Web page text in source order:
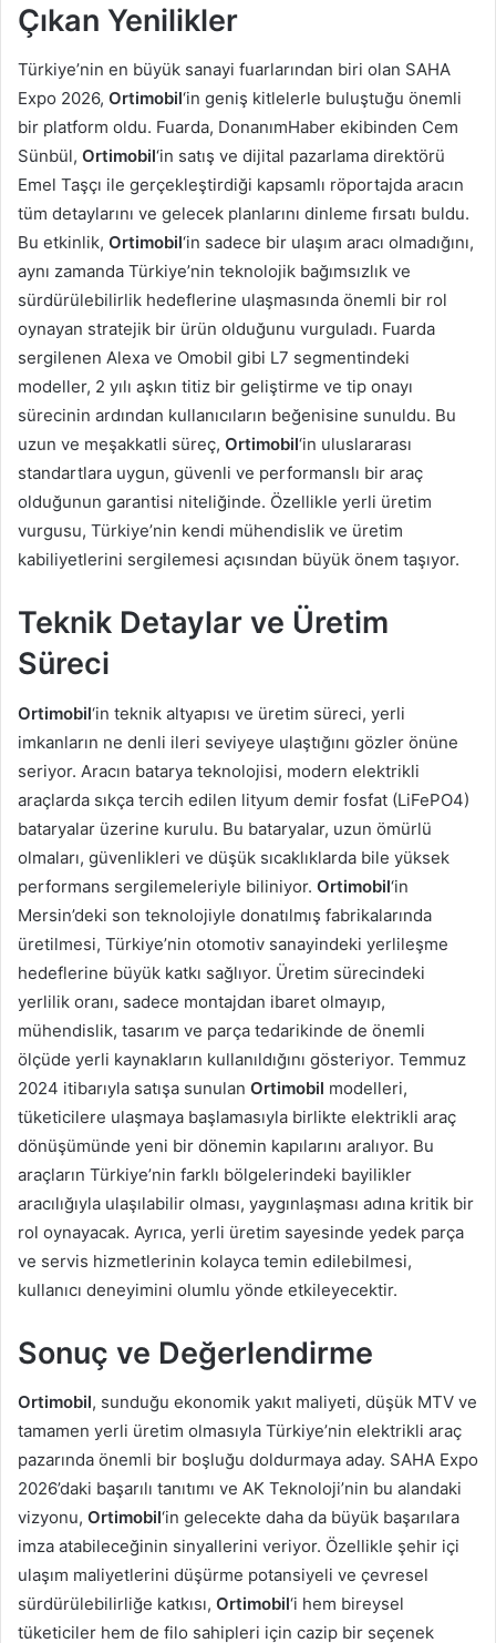
Çıkan Yenilikler
Türkiye’nin en büyük sanayi fuarlarından biri olan SAHA
Expo 2026, Ortimobil‘in geniş kitlelerle buluştuğu önemli
bir platform oldu. Fuarda, DonanımHaber ekibinden Cem
Sünbül, Ortimobil‘in satış ve dijital pazarlama direktörü
Emel Taşçı ile gerçekleştirdiği kapsamlı röportajda aracın
tüm detaylarını ve gelecek planlarını dinleme fırsatı buldu.
Bu etkinlik, Ortimobil‘in sadece bir ulaşım aracı olmadığını,
aynı zamanda Türkiye’nin teknolojik bağımsızlık ve
sürdürülebilirlik hedeflerine ulaşmasında önemli bir rol
oynayan stratejik bir ürün olduğunu vurguladı. Fuarda
sergilenen Alexa ve Omobil gibi L7 segmentindeki
modeller, 2 yılı aşkın titiz bir geliştirme ve tip onayı
sürecinin ardından kullanıcıların beğenisine sunuldu. Bu
uzun ve meşakkatli süreç, Ortimobil‘in uluslararası
standartlara uygun, güvenli ve performanslı bir araç
olduğunun garantisi niteliğinde. Özellikle yerli üretim
vurgusu, Türkiye’nin kendi mühendislik ve üretim
kabiliyetlerini sergilemesi açısından büyük önem taşıyor.
Teknik Detaylar ve Üretim
Süreci
Ortimobil‘in teknik altyapısı ve üretim süreci, yerli
imkanların ne denli ileri seviyeye ulaştığını gözler önüne
seriyor. Aracın batarya teknolojisi, modern elektrikli
araçlarda sıkça tercih edilen lityum demir fosfat (LiFePO4)
bataryalar üzerine kurulu. Bu bataryalar, uzun ömürlü
olmaları, güvenlikleri ve düşük sıcaklıklarda bile yüksek
performans sergilemeleriyle biliniyor. Ortimobil‘in
Mersin’deki son teknolojiyle donatılmış fabrikalarında
üretilmesi, Türkiye’nin otomotiv sanayindeki yerlileşme
hedeflerine büyük katkı sağlıyor. Üretim sürecindeki
yerlilik oranı, sadece montajdan ibaret olmayıp,
mühendislik, tasarım ve parça tedarikinde de önemli
ölçüde yerli kaynakların kullanıldığını gösteriyor. Temmuz
2024 itibarıyla satışa sunulan Ortimobil modelleri,
tüketicilere ulaşmaya başlamasıyla birlikte elektrikli araç
dönüşümünde yeni bir dönemin kapılarını aralıyor. Bu
araçların Türkiye’nin farklı bölgelerindeki bayilikler
aracılığıyla ulaşılabilir olması, yaygınlaşması adına kritik bir
rol oynayacak. Ayrıca, yerli üretim sayesinde yedek parça
ve servis hizmetlerinin kolayca temin edilebilmesi,
kullanıcı deneyimini olumlu yönde etkileyecektir.
Sonuç ve Değerlendirme
Ortimobil, sunduğu ekonomik yakıt maliyeti, düşük MTV ve
tamamen yerli üretim olmasıyla Türkiye’nin elektrikli araç
pazarında önemli bir boşluğu doldurmaya aday. SAHA Expo
2026’daki başarılı tanıtımı ve AK Teknoloji’nin bu alandaki
vizyonu, Ortimobil‘in gelecekte daha da büyük başarılara
imza atabileceğinin sinyallerini veriyor. Özellikle şehir içi
ulaşım maliyetlerini düşürme potansiyeli ve çevresel
sürdürülebilirliğe katkısı, Ortimobil‘i hem bireysel
tüketiciler hem de filo sahipleri için cazip bir seçenek